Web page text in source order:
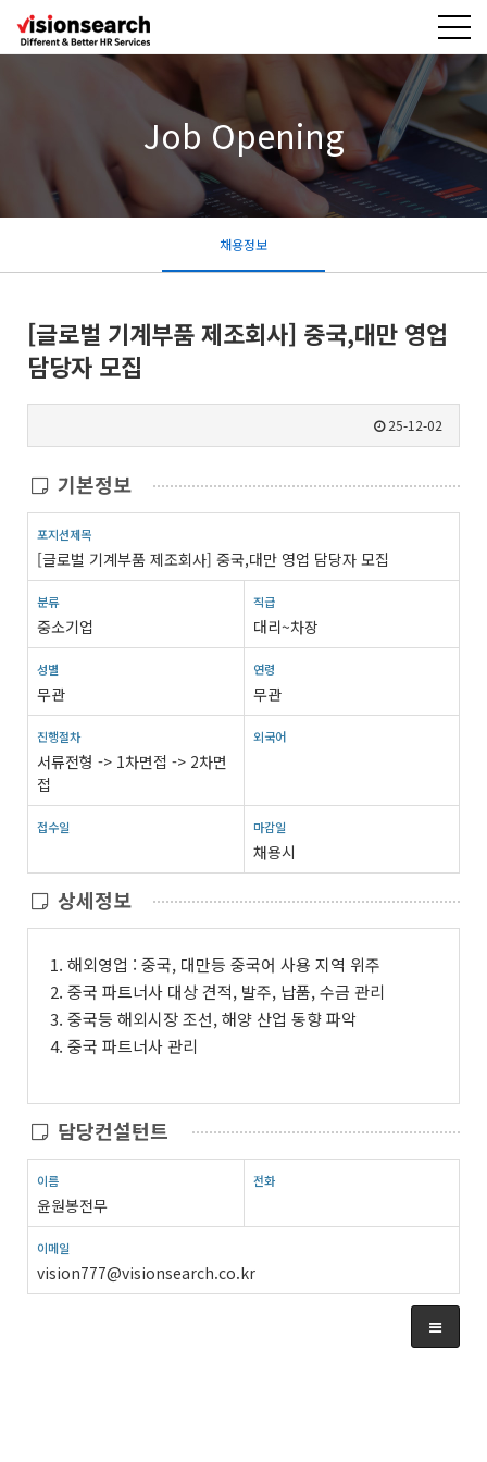
Job Opening
채용정보
[글로벌 기계부품 제조회사] 중국,대만 영업
담당자 모집
25-12-02
기본정보
포지션제목
[글로벌 기계부품 제조회사] 중국,대만 영업 담당자 모집
분류
중소기업
직급
대리~차장
성별
무관
연령
무관
진행절차
서류전형 -> 1차면접 -> 2차면
접
외국어
접수일 마감일
채용시
상세정보
1. 해외영업 : 중국, 대만등 중국어 사용 지역 위주
2. 중국 파트너사 대상 견적, 발주, 납품, 수금 관리
3. 중국등 해외시장 조선, 해양 산업 동향 파악
4. 중국 파트너사 관리
담당컨설턴트
이름
윤원봉전무
전화
이메일
vision777@visionsearch.co.kr